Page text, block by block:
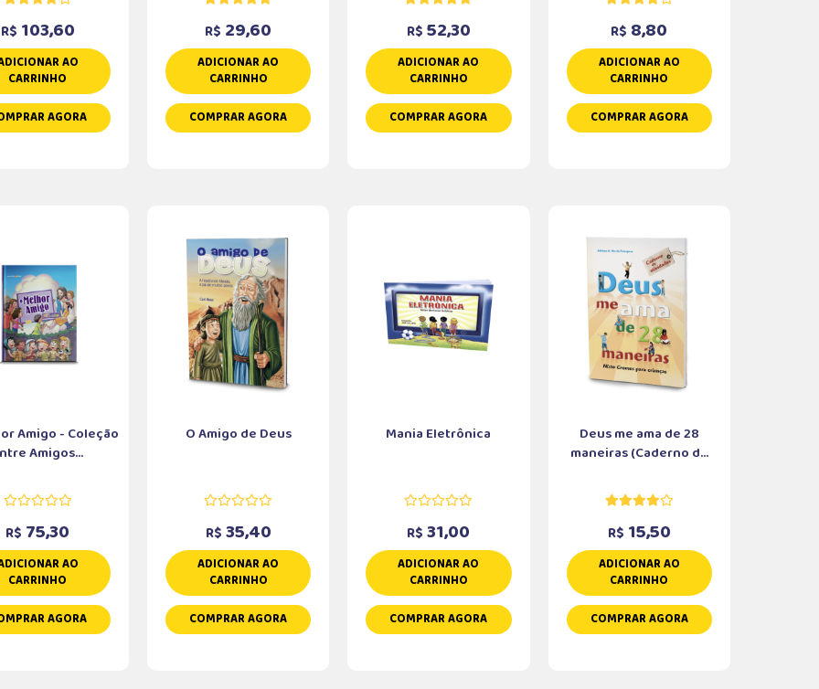
R$ 103,60
AO
CARRINHO
AGORA
R$ 29,60
ADICIONAR AO
CARRINHO
COMPRAR AGORA
R$ 52,30
ADICIONAR AO
CARRINHO
COMPRAR AGORA
R$ 8,80
ADICIONAR AO
CARRINHO
COMPRAR AGORA
Amigo - Coleção
Amigos...
R$ 75,30
AO
CARRINHO
AGORA
O Amigo de Deus
R$ 35,40
ADICIONAR AO
CARRINHO
COMPRAR AGORA
Mania Eletrônica
R$ 31,00
ADICIONAR AO
CARRINHO
COMPRAR AGORA
Deus me ama de 28
maneiras (Caderno d...
R$ 15,50
ADICIONAR AO
CARRINHO
COMPRAR AGORA